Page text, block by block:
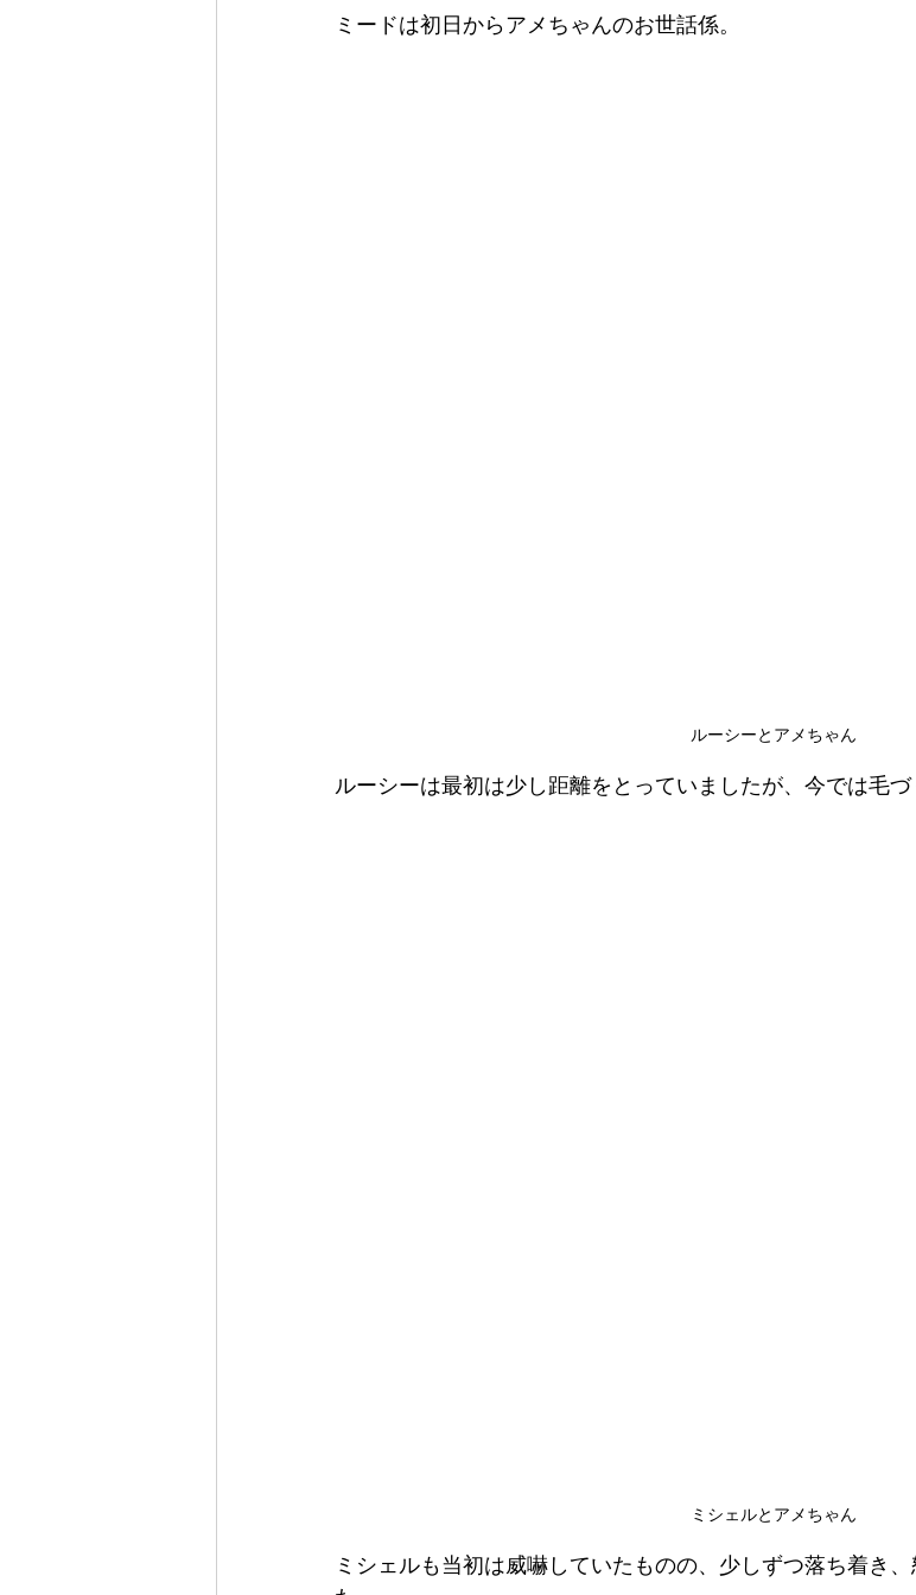
ミードは初日からアメちゃんのお世話係。
ルーシーとアメちゃん
ルーシーは最初は少し距離をとっていましたが、今では毛づ
ミシェルとアメちゃん
ミシェルも当初は威嚇していたものの、少しずつ落ち着き